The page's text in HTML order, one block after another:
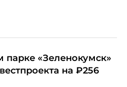
парке «Зеленокумск»
на ₽256